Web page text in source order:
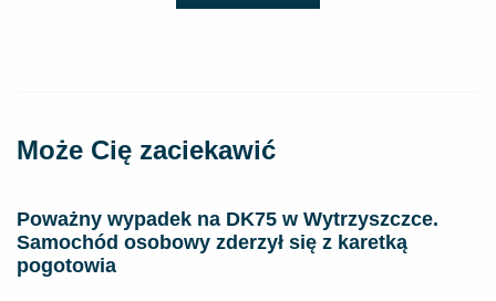
Może Cię zaciekawić
Poważny wypadek na DK75 w Wytrzyszczce.
Samochód osobowy zderzył się z karetką
pogotowia